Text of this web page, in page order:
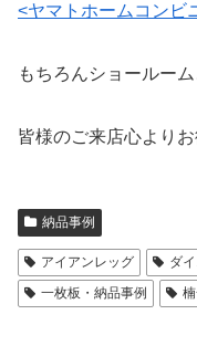
<ヤマトホームコン
もちろんショールー
皆様のご来店心より
納品事例
アイアンレッグ ダ
一枚板・納品事例